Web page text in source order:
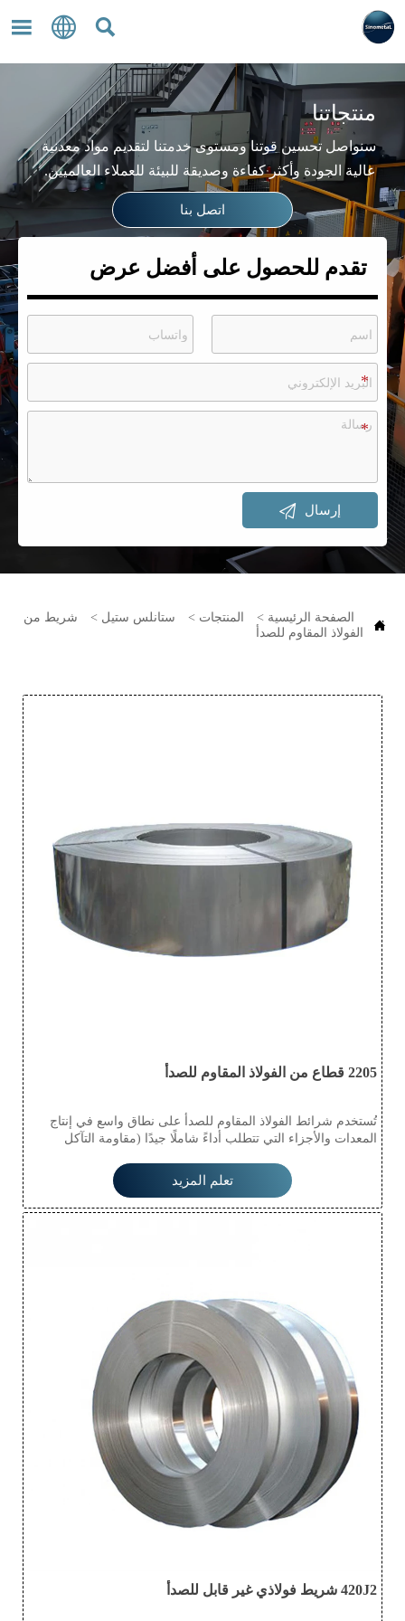



منتجاتنا
سنواصل تحسين قوتنا ومستوى خدمتنا لتقديم مواد معدنية
عالية الجودة وأكثر كفاءة وصديقة للبيئة للعملاء العالميين.
اتصل بنا
تقدم للحصول على أفضل عرض
إرسال 
 الصفحة الرئيسية > المنتجات > ستانلس ستيل >
شريط من
الفولاذ المقاوم للصدأ
2205 قطاع من الفولاذ المقاوم للصدأ
تُستخدم شرائط الفولاذ المقاوم للصدأ على نطاق واسع في إنتاج
المعدات والأجزاء التي تتطلب أداءً شاملًا جيدًا (مقاومة التآكل
الكيميائية، والطاقة النووية، والمواد الخارجية، ومواد البناء، وأجزاء
السيارات (خزان النصف سائل)، والأجهزة الطبية، وصناعة الألياف
وأجزاء السفن، إلخ.
تعلم المزيد
420J2 شريط فولاذي غير قابل للصدأ